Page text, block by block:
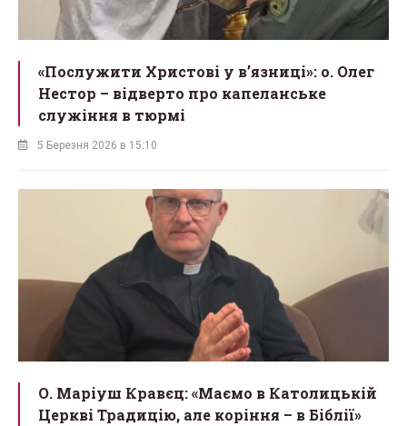
«Послужити Христові у вʼязниці»: о. Олег
Нестор – відверто про капеланське
служіння в тюрмі
5 Березня 2026 в 15:10
О. Маріуш Кравєц: «Маємо в Католицькій
Церкві Традицію, але коріння – в Біблії»